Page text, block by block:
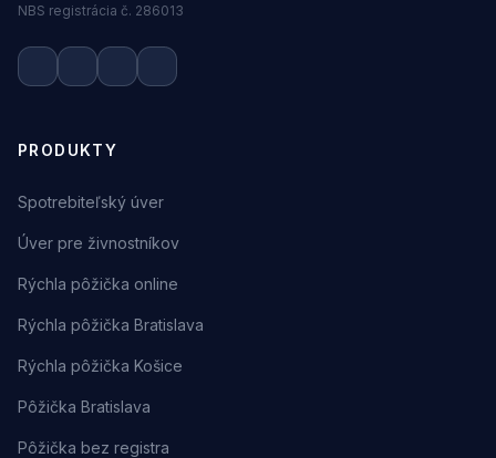
NBS registrácia č. 286013
PRODUKTY
Spotrebiteľský úver
Úver pre živnostníkov
Rýchla pôžička online
Rýchla pôžička Bratislava
Rýchla pôžička Košice
Pôžička Bratislava
Pôžička bez registra